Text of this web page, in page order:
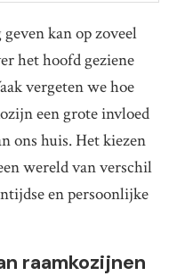
kan op zoveel
het hoofd geziene
vergeten we hoe
een grote invloed
ons huis. Het kiezen
wereld van verschil
en persoonlijke
raamkozijnen